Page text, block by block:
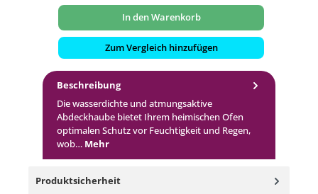
In den Warenkorb
Zum Vergleich hinzufügen
Beschreibung
Die wasserdichte und atmungsaktive
Abdeckhaube bietet Ihrem heimischen Ofen
optimalen Schutz vor Feuchtigkeit und Regen,
wob… Mehr
Produktsicherheit